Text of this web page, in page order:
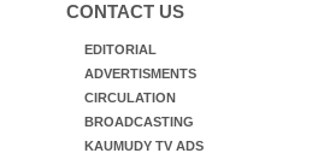
CONTACT US
EDITORIAL
ADVERTISMENTS
CIRCULATION
BROADCASTING
KAUMUDY TV ADS